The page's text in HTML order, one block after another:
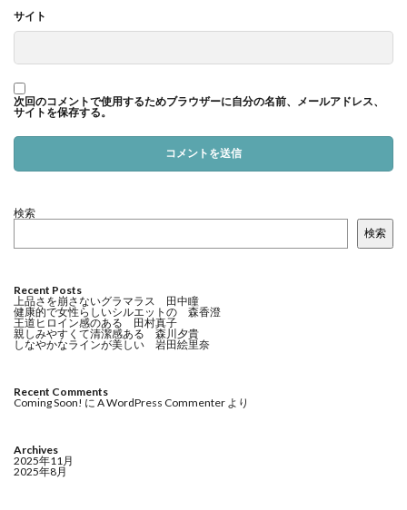
サイト
次回のコメントで使用するためブラウザーに自分の名前、メールアドレス、
サイトを保存する。
検索
検索
Recent Posts
上品さを崩さないグラマラス 田中瞳
健康的で女性らしいシルエットの 森香澄
王道ヒロイン感のある 田村真子
親しみやすくて清潔感ある 森川夕貴
しなやかなラインが美しい 岩田絵里奈
Recent Comments
Coming Soon! に A WordPress Commenter より
Archives
2025年11月
2025年8月